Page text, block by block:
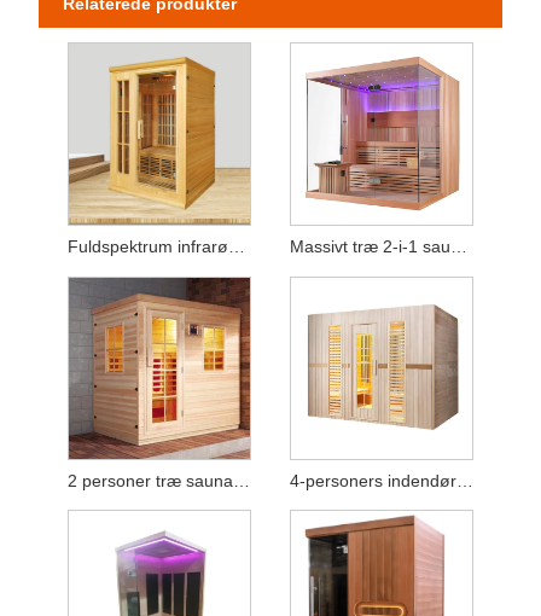
4-personers indendørs fjern-infrarød sauna - højkvalitets Hemlock-træ